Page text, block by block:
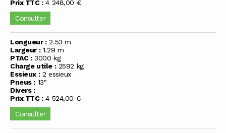
Prix TTC :4 248,00 €
Consulter
Longueur :2.53 m
Largeur :1.29 m
PTAC :3000 kg
Charge utile :2592 kg
Essieux :2 essieux
Pneus : 13"
Divers :
Prix TTC :4 524,00 €
Consulter